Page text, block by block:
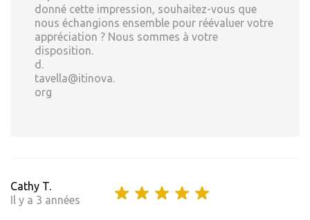
donné cette impression, souhaitez-vous que
nous échangions ensemble pour réévaluer votre
appréciation ? Nous sommes à votre
disposition.
d.
tavella@itinova.
org
Cathy T.
Il y a 3 années